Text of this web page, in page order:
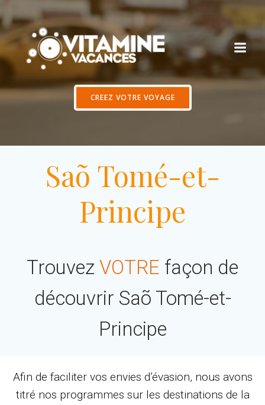
Aller
contenu
CREEZ VOTRE VOYAGE
Saõ Tomé-et-
Principe
Trouvez VOTRE façon de
découvrir Saõ Tomé-et-
Principe
Afin de faciliter vos envies d’évasion, nous avons
titré nos programmes sur les destinations de la